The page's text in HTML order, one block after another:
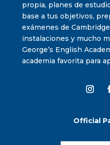
propia, planes de
base a tus objetivos,
exámenes de
instalaciones y mucho
George’s English
academia favorita para
Official